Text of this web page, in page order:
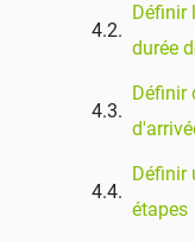
Définir
durée
Définir
Définir
étapes